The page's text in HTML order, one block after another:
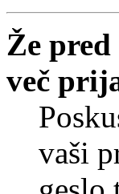
Že pred
več
vaši